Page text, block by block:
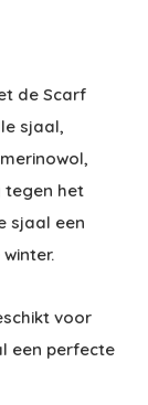
de Scarf
sjaal,
tegen het
sjaal een
voor
een perfecte